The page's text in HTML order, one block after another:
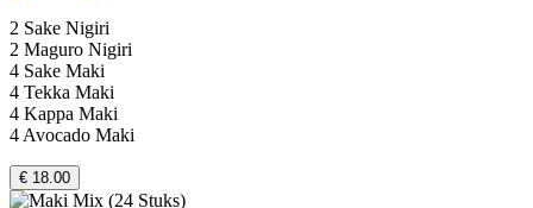
2 Sake Nigiri
2 Maguro Nigiri
4 Sake Maki
4 Tekka Maki
4 Kappa Maki
4 Avocado Maki
€ 18.00